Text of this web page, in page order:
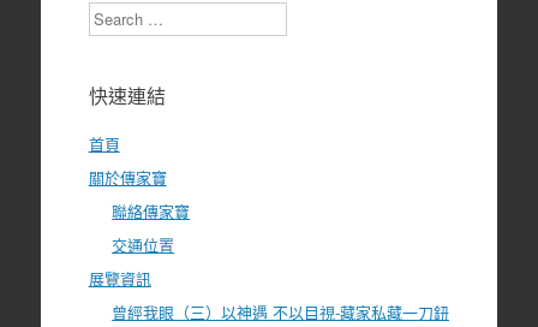
Search
快速連結
首頁
關於傳家寶
聯絡傳家寶
交通位置
展覽資訊
曾經我眼（三）以神遇 不以目視-藏家私藏一刀鈕